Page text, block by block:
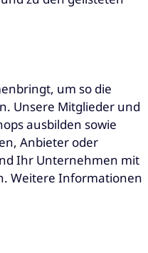
um so die
Unsere Mitglieder und
ausbilden sowie
Anbieter oder
Ihr Unternehmen mit
Weitere Informationen